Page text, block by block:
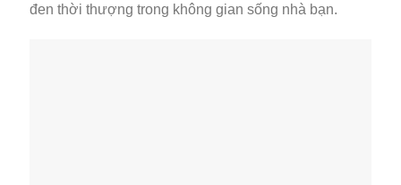
đen thời thượng trong không gian sống nhà bạn.